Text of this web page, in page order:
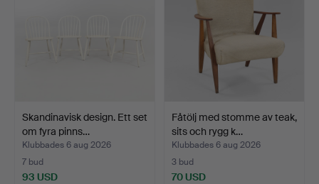
Skandinavisk design. Ett set
om fyra pinns…
Klubbades 6 aug 2026
7 bud
93 USD
Fåtölj med stomme av teak,
sits och rygg k…
Klubbades 6 aug 2026
3 bud
70 USD